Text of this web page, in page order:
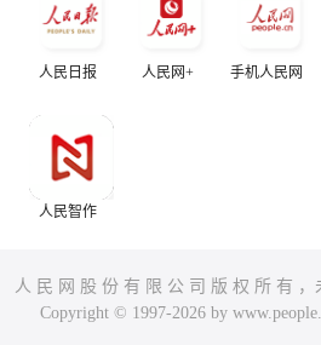
人民日报 人民网+ 手机人民网
人民智作
人 民 网 股 份 有 限 公 司 版 权 所 有
Copyright © 1997-2026 by